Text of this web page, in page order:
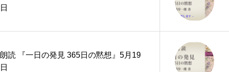
日
朗読 『一日の発見 365日の黙想』5月19
日